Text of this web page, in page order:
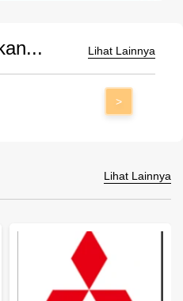
Lihat Lainnya
>
Lihat Lainnya